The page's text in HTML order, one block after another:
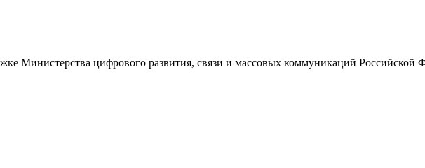
Министерства цифрового развития, связи и массовых коммуникаций Российской